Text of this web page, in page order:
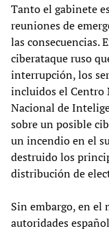
Tanto el gabinete
reuniones de
las consecuencias.
ciberataque ruso
interrupción, los
incluidos el Centro
Nacional de
sobre un posible
un incendio en el
destruido los
distribución de
Sin embargo, en el
autoridades